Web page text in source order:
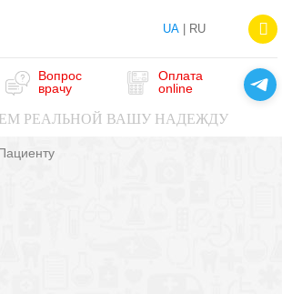
UA| RU
Вопрос
врачу
Оплата
online
РЕАЛЬНОЙ ВАШУ НАДЕЖДУ